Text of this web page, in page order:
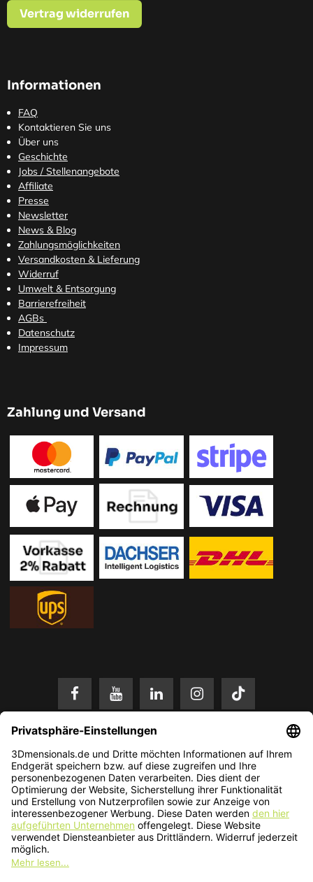
Vertrag widerrufen
Informationen
FAQ
Kontaktieren Sie uns
Über uns
Geschichte
Jobs / Stellenangebote
Affiliate
Presse
Newsletter
News & Blog
Zahlungsmöglichkeiten
Versandkosten & Lieferung
Widerruf
Umwelt & Entsorgung
Barrierefreiheit
AGBs
Datenschutz
Impressum
Zahlung und Versand
* Alle Preise in EUR inkl. gesetzl. Mehrwertsteuer zzgl. Versandkosten.
Änderungen und Irrtümer vorbehalten. Nur solange der Vorrat reicht.
© 2026 3Dmensionals / PONTIALIS GmbH & Co. KG - All Rights Reserved.​
Kundenbewertung